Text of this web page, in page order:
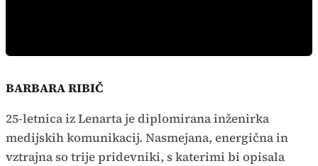
BARBARA RIBIČ
25-letnica iz Lenarta je diplomirana inženirka
medijskih komunikacij. Nasmejana, energična in
vztrajna so trije pridevniki, s katerimi bi opisala